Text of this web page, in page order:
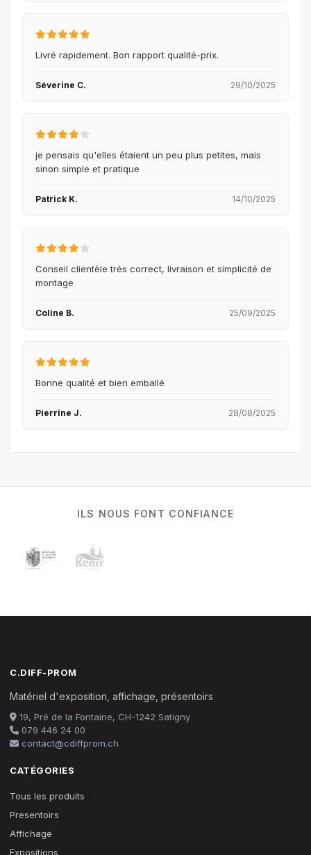
Livré rapidement. Bon rapport qualité-prix.
Séverine C. 29/10/2025
je pensais qu'elles étaient un peu plus petites, mais
sinon simple et pratique
Patrick K. 14/10/2025
Conseil clientèle très correct, livraison et simplicité de
montage
Coline B. 25/09/2025
Bonne qualité et bien emballé
Pierrine J. 28/08/2025
ILS NOUS FONT CONFIANCE
C.DIFF-PROM
Matériel d'exposition, affichage, présentoirs
19, Pré de la Fontaine, CH-1242 Satigny
079 446 24 00
contact@cdiffprom.ch
CATÉGORIES
Tous les produits
Presentoirs
Affichage
Expositions